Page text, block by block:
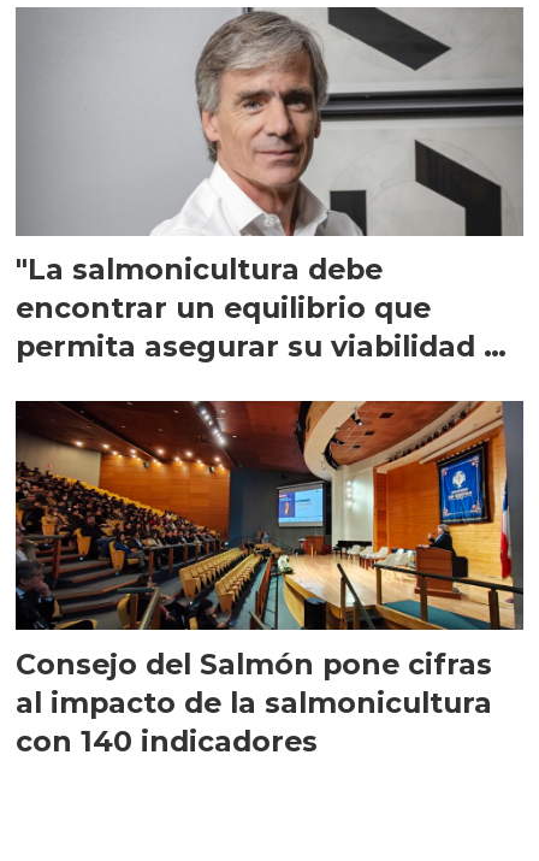
"La salmonicultura debe
encontrar un equilibrio que
permita asegurar su viabilidad de
Consejo del Salmón pone cifras
al impacto de la salmonicultura
con 140 indicadores